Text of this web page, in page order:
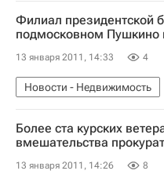
Филиал президентской
подмосковном Пушкино
13 января 2011, 14:33 4
Новости - Недвижимость
Более ста курских
вмешательства
13 января 2011, 14:26 8